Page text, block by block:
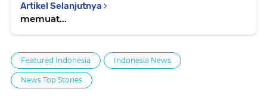
Artikel Selanjutnya
memuat...
Featured Indonesia Indonesia News
News Top Stories